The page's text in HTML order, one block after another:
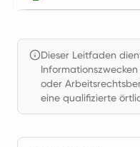
Dieser Leitfaden
oder
eine qualifizierte